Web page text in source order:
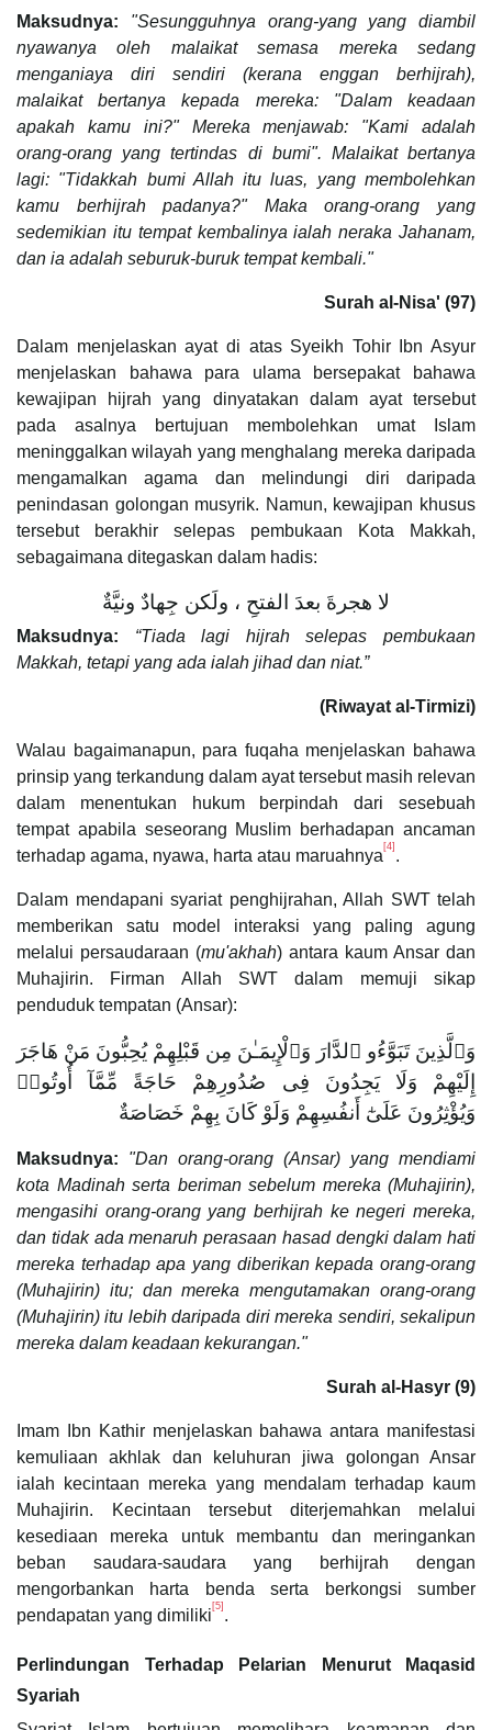
Maksudnya:
"Sesungguhnya orang-yang yang diambil
nyawanya oleh malaikat semasa mereka sedang
menganiaya diri sendiri (kerana enggan berhijrah),
malaikat bertanya kepada mereka: "Dalam keadaan
apakah kamu ini?" Mereka menjawab: "Kami adalah
orang-orang yang tertindas di bumi". Malaikat bertanya
lagi: "Tidakkah bumi Allah itu luas, yang membolehkan
kamu berhijrah padanya?" Maka orang-orang yang
sedemikian itu tempat kembalinya ialah neraka Jahanam,
dan ia adalah seburuk-buruk tempat kembali."
Surah al-Nisa' (97)
Dalam menjelaskan ayat di atas Syeikh Tohir Ibn Asyur
menjelaskan bahawa para ulama bersepakat bahawa
kewajipan hijrah yang dinyatakan dalam ayat tersebut
pada asalnya bertujuan membolehkan umat Islam
meninggalkan wilayah yang menghalang mereka daripada
mengamalkan agama dan melindungi diri daripada
penindasan golongan musyrik. Namun, kewajipan khusus
tersebut berakhir selepas pembukaan Kota Makkah,
sebagaimana ditegaskan dalam hadis:
لا هجرةَ بعدَ الفتحِ ، ولَكن جِهادٌ ونيَّةٌ
Maksudnya: “Tiada lagi hijrah selepas pembukaan
Makkah, tetapi yang ada ialah jihad dan niat.”
(Riwayat al-Tirmizi)
Walau bagaimanapun, para fuqaha menjelaskan bahawa
prinsip yang terkandung dalam ayat tersebut masih relevan
dalam menentukan hukum berpindah dari sesebuah
tempat apabila seseorang Muslim berhadapan ancaman
terhadap agama, nyawa, harta atau maruahnya [4] .
Dalam mendapani syariat penghijrahan, Allah SWT telah
memberikan satu model interaksi yang paling agung
melalui persaudaraan (mu'akhah) antara kaum Ansar dan
Muhajirin. Firman Allah SWT dalam memuji sikap
penduduk tempatan (Ansar):
وَٱلَّذِينَ تَبَوَّءُو ٱلدَّارَ وَٱلْإِيمَـٰنَ مِن قَبْلِهِمْ يُحِبُّونَ مَنْ هَاجَرَ
إِلَيْهِمْ وَلَا يَجِدُونَ فِى صُدُورِهِمْ حَاجَةً مِّمَّآ أُوتُوا۟
وَيُؤْثِرُونَ عَلَىٰٓ أَنفُسِهِمْ وَلَوْ كَانَ بِهِمْ خَصَاصَةٌ
Maksudnya:
"Dan orang-orang (Ansar) yang mendiami
kota Madinah serta beriman sebelum mereka (Muhajirin),
mengasihi orang-orang yang berhijrah ke negeri mereka,
dan tidak ada menaruh perasaan hasad dengki dalam hati
mereka terhadap apa yang diberikan kepada orang-orang
(Muhajirin) itu; dan mereka mengutamakan orang-orang
(Muhajirin) itu lebih daripada diri mereka sendiri, sekalipun
mereka dalam keadaan kekurangan."
Surah al-Hasyr (9)
Imam Ibn Kathir menjelaskan bahawa antara manifestasi
kemuliaan akhlak dan keluhuran jiwa golongan Ansar
ialah kecintaan mereka yang mendalam terhadap kaum
Muhajirin. Kecintaan tersebut diterjemahkan melalui
kesediaan mereka untuk membantu dan meringankan
beban saudara-saudara yang berhijrah dengan
mengorbankan harta benda serta berkongsi sumber
pendapatan yang dimiliki [5] .
Perlindungan Terhadap Pelarian Menurut Maqasid
Syariah